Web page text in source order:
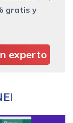
gratis y
experto